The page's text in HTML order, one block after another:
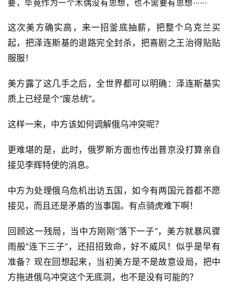
要，毕竟作为一个木偶没有思想，也不需要有思想······
这次美方确实高，来一招釜底抽薪，把整个乌克兰买
起，把泽连斯基的退路完全封杀，把喜剧之王治得贴贴
服服！
美方露了这几手之后，全世界都可以明确：泽连斯基实
质上已经是个“废总统”。
这样一来，中方该如何调解俄乌冲突呢？
更难堪的是，此时，俄罗斯方面也传出普京没打算亲自
接见李辉特使的消息。
中方为处理俄乌危机出访五国，如今有两国元首都不愿
接见，而且还是矛盾的当事国。有点骑虎难下啊！
回顾这一残局，当中方刚刚“落下一子”，美方就暴风骤
雨般“连下三子”，还招招致命，好不威风！似乎是早有
准备？现在回想起来，当初美方是不是故意设局，把中
方拖进俄乌冲突这个无底洞，也不是没有可能的？